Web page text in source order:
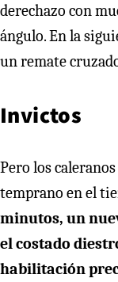
derechazo con
ángulo. En la
un remate
Invictos
Pero los
temprano en el
minutos, un
el costado
habilitación